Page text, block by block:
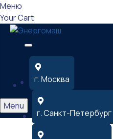
Меню
Your Cart
г. Москва
г. Санкт-Петербург
Menu